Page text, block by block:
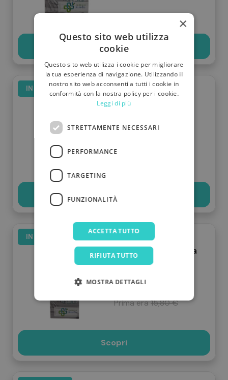
Scopri
P b complex 30
IN OFFERTA
Prima era
Scopri
Sciroppo di lumaca
150 ml
IN OFFERTA
15,80 €
Prima era15,80 €
Scopri
×
Questo sito web utilizza
cookie
Questo sito web utilizza i cookie per migliorare
la tua esperienza di navigazione. Utilizzando il
nostro sito web acconsenti a tutti i cookie in
conformità con la nostra policy per i cookie.
Leggi di più
STRETTAMENTE NECESSARI
PERFORMANCE
TARGETING
FUNZIONALITÀ
ACCETTA TUTTO
RIFIUTA TUTTO
MOSTRA DETTAGLI